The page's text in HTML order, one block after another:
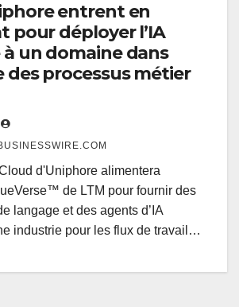
entrent en
pour déployer l’IA
un domaine dans
des processus métier
d'Uniphore alimentera
de LTM pour fournir des
langage et des agents d’IA
industrie pour les flux de travail…